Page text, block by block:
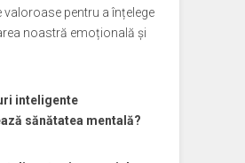
valoroase pentru a înțelege
noastră emoțională și
inteligente
sănătatea mentală?